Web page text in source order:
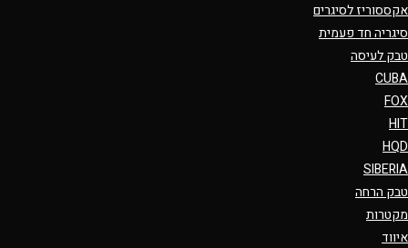
אקססוריז לסיגרים
סיגריה חד פעמית
טבק לעיסה
CUBA
FOX
HIT
HQD
SIBERIA
טבק הרחה
מקטרות
איווד